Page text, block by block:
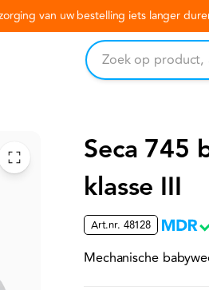
van uw bestelling iets langer
Seca 745
klasse III
Art.nr. 48128
Mechanische